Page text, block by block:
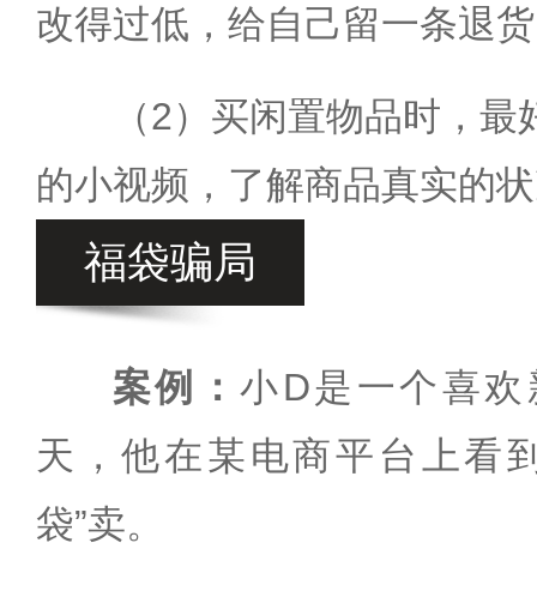
改得过低，给自己留一条退
（2）买闲置物品时，
的小视频，了解商品真实的
福袋骗局
案例：小D是一个喜
天，他在某电商平台上看
袋”卖。